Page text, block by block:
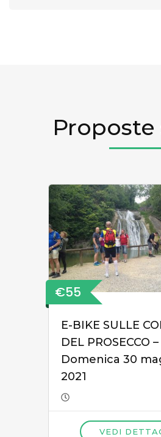
€55
E-BIKE SULLE
DEL PROSECCO –
Domenica 30
2021
VEDI